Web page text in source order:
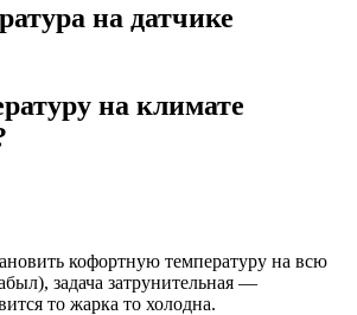
на датчике
на климате
кофортную температуру на всю
задача затрунительная —
то жарка то холодна.